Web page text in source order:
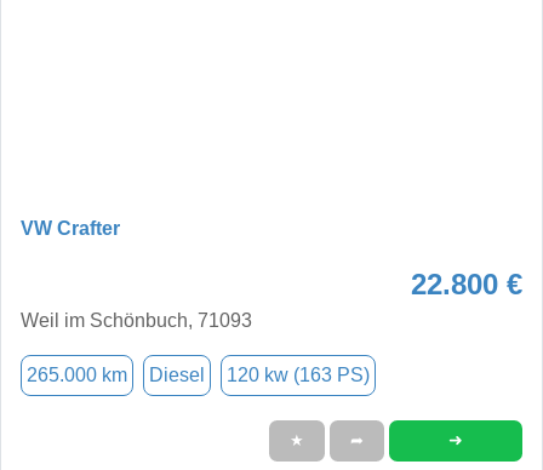
VW Crafter
22.800 €
Weil im Schönbuch, 71093
265.000 km Diesel 120 kw (163 PS)
★ ➦ ➜